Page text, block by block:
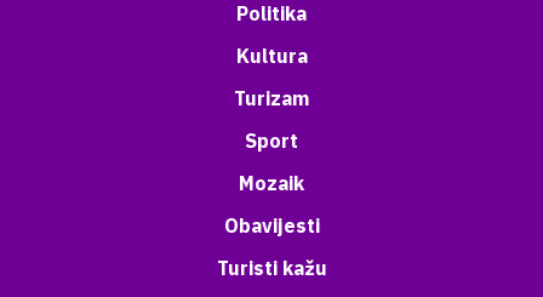
Politika
Kultura
Turizam
Sport
Mozaik
Obavijesti
Turisti kažu